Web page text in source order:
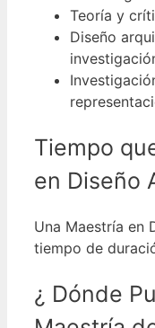
Teoría y
Diseño
Tiempo
en Diseño
Una Maestría en
tiempo de
¿ Dónde